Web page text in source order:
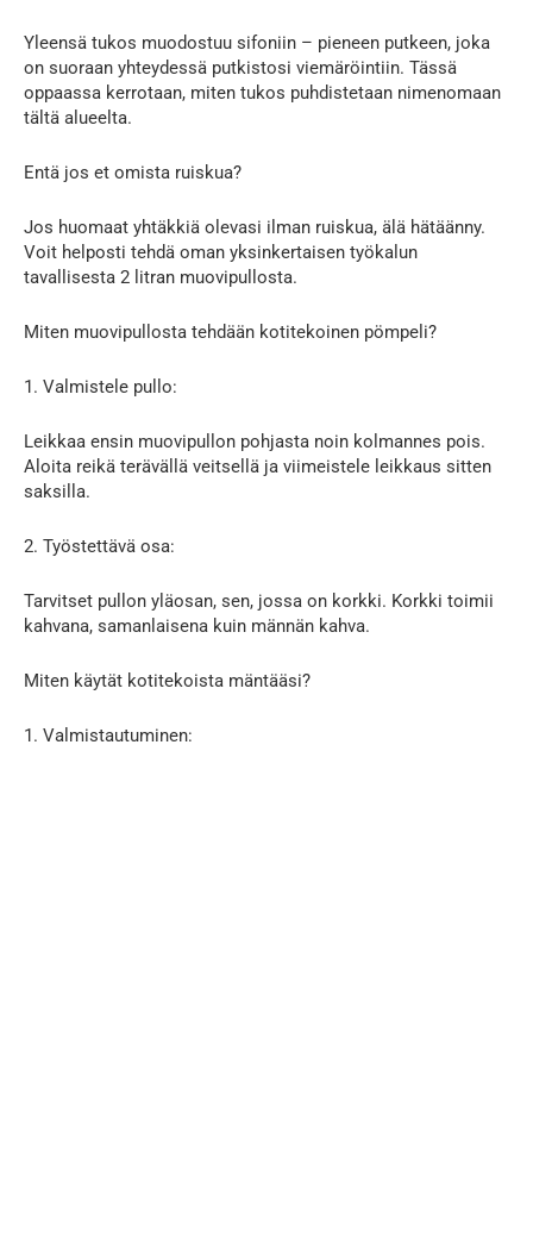
Yleensä tukos muodostuu sifoniin – pieneen putkeen, joka
on suoraan yhteydessä putkistosi viemäröintiin. Tässä
oppaassa kerrotaan, miten tukos puhdistetaan nimenomaan
tältä alueelta.
Entä jos et omista ruiskua?
Jos huomaat yhtäkkiä olevasi ilman ruiskua, älä hätäänny.
Voit helposti tehdä oman yksinkertaisen työkalun
tavallisesta 2 litran muovipullosta.
Miten muovipullosta tehdään kotitekoinen pömpeli?
1. Valmistele pullo:
Leikkaa ensin muovipullon pohjasta noin kolmannes pois.
Aloita reikä terävällä veitsellä ja viimeistele leikkaus sitten
saksilla.
2. Työstettävä osa:
Tarvitset pullon yläosan, sen, jossa on korkki. Korkki toimii
kahvana, samanlaisena kuin männän kahva.
Miten käytät kotitekoista mäntääsi?
1. Valmistautuminen: